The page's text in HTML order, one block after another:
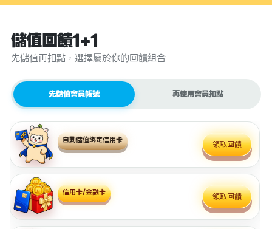
儲值回饋1+1
先儲值再扣點，選擇屬於你的回饋組合
先儲值會員帳號 再使用會員扣點
自動儲值綁定信用卡 領取回饋
信用卡/金融卡 領取回饋